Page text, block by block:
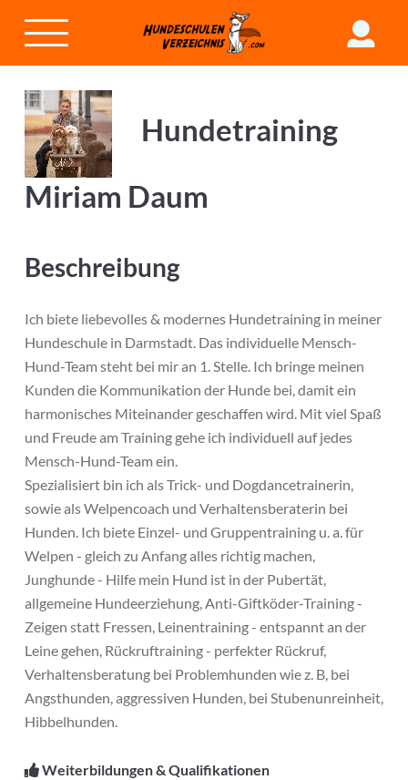
Hundetraining
Miriam Daum
Beschreibung
Ich biete liebevolles & modernes Hundetraining in meiner
Hundeschule in Darmstadt. Das individuelle Mensch-
Hund-Team steht bei mir an 1. Stelle. Ich bringe meinen
Kunden die Kommunikation der Hunde bei, damit ein
harmonisches Miteinander geschaffen wird. Mit viel Spaß
und Freude am Training gehe ich individuell auf jedes
Mensch-Hund-Team ein.
Spezialisiert bin ich als Trick- und Dogdancetrainerin,
sowie als Welpencoach und Verhaltensberaterin bei
Hunden. Ich biete Einzel- und Gruppentraining u. a. für
Welpen - gleich zu Anfang alles richtig machen,
Junghunde - Hilfe mein Hund ist in der Pubertät,
allgemeine Hundeerziehung, Anti-Giftköder-Training -
Zeigen statt Fressen, Leinentraining - entspannt an der
Leine gehen, Rückruftraining - perfekter Rückruf,
Verhaltensberatung bei Problemhunden wie z. B, bei
Angsthunden, aggressiven Hunden, bei Stubenunreinheit,
Hibbelhunden.
Weiterbildungen & Qualifikationen